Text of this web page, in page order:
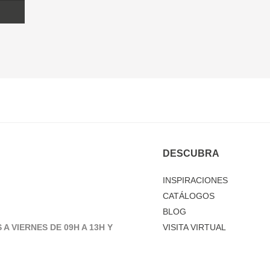
A VIERNES DE 09H A 13H Y
DESCUBRA
INSPIRACIONES
CATÁLOGOS
BLOG
VISITA VIRTUAL